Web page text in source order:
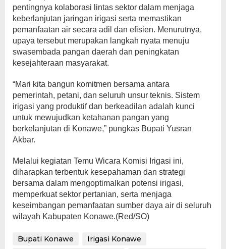
pentingnya kolaborasi lintas sektor dalam menjaga
keberlanjutan jaringan irigasi serta memastikan
pemanfaatan air secara adil dan efisien. Menurutnya,
upaya tersebut merupakan langkah nyata menuju
swasembada pangan daerah dan peningkatan
kesejahteraan masyarakat.
“Mari kita bangun komitmen bersama antara
pemerintah, petani, dan seluruh unsur teknis. Sistem
irigasi yang produktif dan berkeadilan adalah kunci
untuk mewujudkan ketahanan pangan yang
berkelanjutan di Konawe,” pungkas Bupati Yusran
Akbar.
Melalui kegiatan Temu Wicara Komisi Irigasi ini,
diharapkan terbentuk kesepahaman dan strategi
bersama dalam mengoptimalkan potensi irigasi,
memperkuat sektor pertanian, serta menjaga
keseimbangan pemanfaatan sumber daya air di seluruh
wilayah Kabupaten Konawe.(Red/SO)
Bupati Konawe
Irigasi Konawe